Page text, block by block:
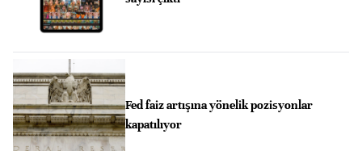
Fed faiz artışına yönelik pozisyonlar
kapatılıyor